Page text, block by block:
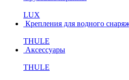
LUX
Крепления для водного
THULE
Аксессуары
THULE